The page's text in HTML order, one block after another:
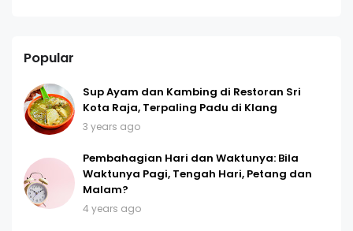
Popular
Sup Ayam dan Kambing di Restoran Sri
Kota Raja, Terpaling Padu di Klang
3 years ago
Pembahagian Hari dan Waktunya: Bila
Waktunya Pagi, Tengah Hari, Petang dan
Malam?
4 years ago